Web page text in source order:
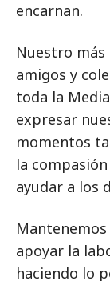
encarnan.
Nuestro
amigos y
toda la
expresar
momentos
la
ayudar a los
apoyar la
haciendo lo